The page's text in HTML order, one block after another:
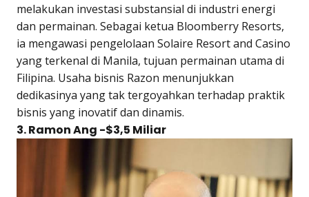
melakukan investasi substansial di industri energi
dan permainan. Sebagai ketua Bloomberry Resorts,
ia mengawasi pengelolaan Solaire Resort and Casino
yang terkenal di Manila, tujuan permainan utama di
Filipina. Usaha bisnis Razon menunjukkan
dedikasinya yang tak tergoyahkan terhadap praktik
bisnis yang inovatif dan dinamis.
3. Ramon Ang -$3,5 Miliar